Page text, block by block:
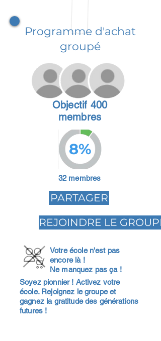
Programme d'achat
groupé
Objectif 400
membres
8%
32 membres
PARTAGER
REJOINDRE LE GROUPE
Votre école n'est pas
encore là !
Ne manquez pas ça !
Soyez pionnier ! Activez votre
école. Rejoignez le groupe et
gagnez la gratitude des générations
futures !